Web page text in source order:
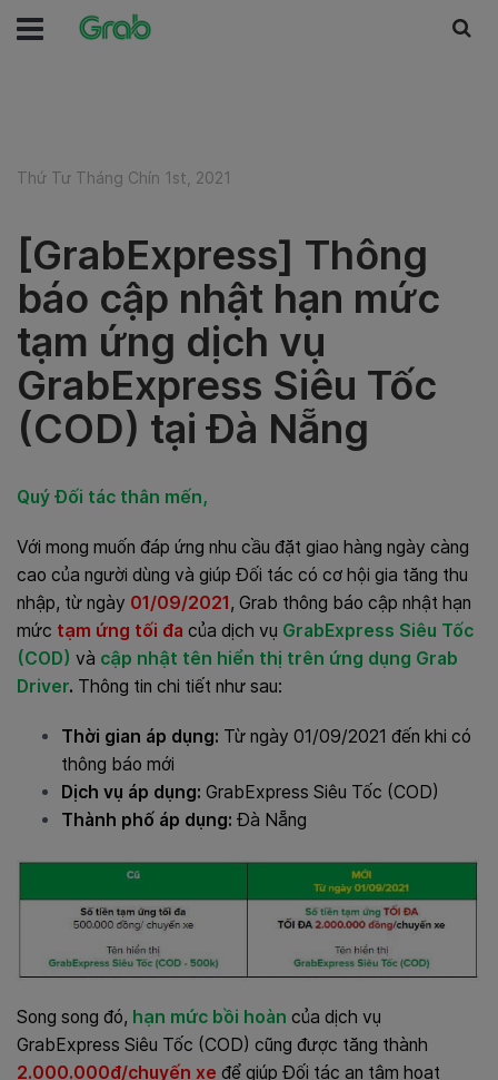
Thứ Tư Tháng Chín 1st, 2021
[GrabExpress] Thông
báo cập nhật hạn mức
tạm ứng dịch vụ
GrabExpress Siêu Tốc
(COD) tại Đà Nẵng
Quý Đối tác thân mến,
Với mong muốn đáp ứng nhu cầu đặt giao hàng ngày càng
cao của người dùng và giúp Đối tác có cơ hội gia tăng thu
nhập, từ ngày 01/09/2021, Grab thông báo cập nhật hạn
mức tạm ứng tối đa của dịch vụ GrabExpress Siêu Tốc
(COD) và cập nhật tên hiển thị trên ứng dụng Grab
Driver. Thông tin chi tiết như sau:
Thời gian áp dụng: Từ ngày 01/09/2021 đến khi có
thông báo mới
Dịch vụ áp dụng: GrabExpress Siêu Tốc (COD)
Thành phố áp dụng: Đà Nẵng
Song song đó, hạn mức bồi hoàn của dịch vụ
GrabExpress Siêu Tốc (COD) cũng được tăng thành
2.000.000đ/chuyến xe để giúp Đối tác an tâm hoạt